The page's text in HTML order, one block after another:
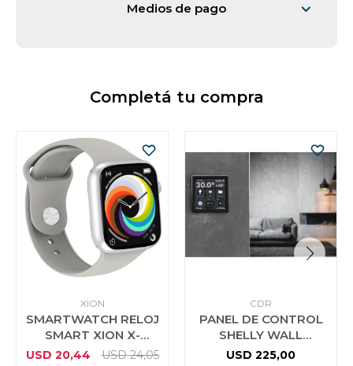
Medios de pago
Completá tu compra
XION
SMARTWATCH RELOJ
SMART XION X-
WATCH66 CAJA AZUL
USD 20,44 USD 24,05
CDR
PANEL DE CONTROL
SHELLY WALL
DISPLAY 4´´ WI-FI
USD 225,00